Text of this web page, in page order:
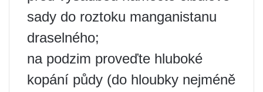
sady do roztoku manganistanu
draselného;
na podzim proveďte hluboké
kopání půdy (do hloubky nejméně